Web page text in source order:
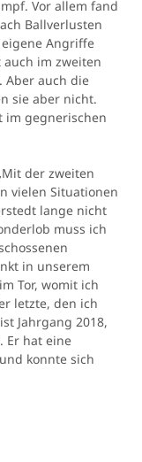
Vor allem fand
Ballverlusten
Angriffe
im zweiten
Aber auch die
sie aber nicht.
im gegnerischen
der zweiten
vielen Situationen
lange nicht
muss ich
in unserem
Tor, womit ich
letzte, den ich
Jahrgang 2018,
Er hat eine
konnte sich